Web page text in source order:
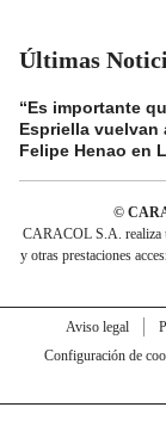
Últimas
“Es importante
Espriella vuelvan
Felipe Henao en
©
CARACOL S.A. realiza
y otras prestaciones
Aviso legal
Configuración de